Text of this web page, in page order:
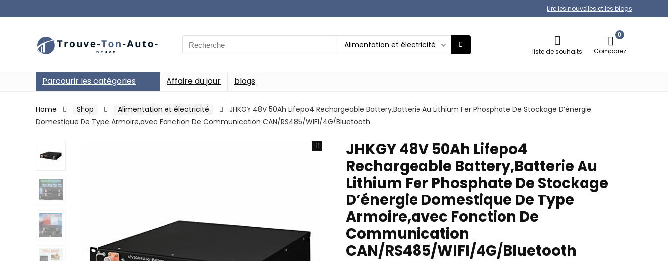
Lire les nouvelles et les blogs
Search
for:
Alimentation et électricité
liste de souhaits
0
Comparez
Parcourir les catégories Affaire du jour blogs
Home Shop Alimentation et électricité
JHKGY 48V 50Ah Lifepo4 Rechargeable Battery,Batterie Au Lithium Fer Phosphate De Stockage D’énergie
Domestique De Type Armoire,avec Fonction De Communication CAN/RS485/WIFI/4G/Bluetooth
JHKGY 48V 50Ah Lifepo4
Rechargeable Battery,Batterie Au
Lithium Fer Phosphate De Stockage
D’énergie Domestique De Type
Armoire,avec Fonction De
Communication
CAN/RS485/WIFI/4G/Bluetooth